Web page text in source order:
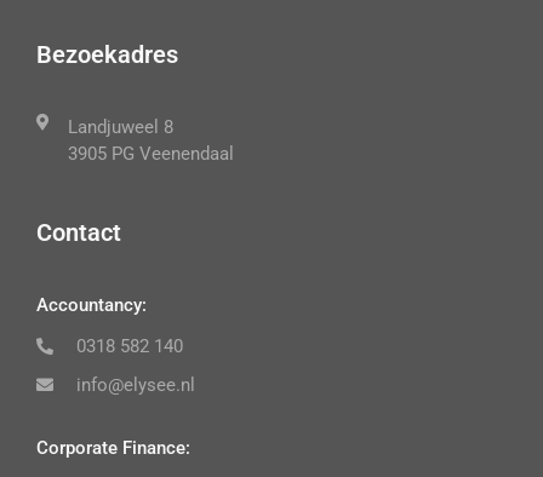
Bezoekadres
Landjuweel 8
3905 PG Veenendaal
Contact
Accountancy:
0318 582 140
info@elysee.nl
Corporate Finance: